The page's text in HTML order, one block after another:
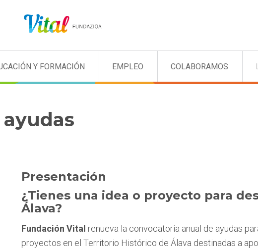
Y FORMACIÓN EMPLEO COLABORAMOS
Presentación
¿Tienes una idea o proyecto para
Álava?
Fundación Vital renueva la convocatoria anual de ayudas
proyectos en el Territorio Histórico de Álava destinadas a